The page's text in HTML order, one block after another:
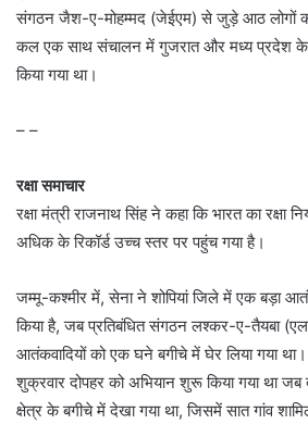
संगठन जैश-ए-मोहम्मद (जेईएम) से जुड़े आठ लोगों को
कल एक साथ संचालन में गुजरात और मध्य प्रदेश के
किया गया था।
– –
रक्षा समाचार
रक्षा मंत्री राजनाथ सिंह ने कहा कि भारत का रक्षा
अधिक के रिकॉर्ड उच्च स्तर पर पहुंच गया है।
जम्मू-कश्मीर में, सेना ने शोपियां जिले में एक बड़ा
किया है, जब प्रतिबंधित संगठन लश्कर-ए-तैयबा
आतंकवादियों को एक घने बगीचे में घेर लिया गया
शुक्रवार दोपहर को अभियान शुरू किया गया था जब
क्षेत्र के बगीचे में देखा गया था, जिसमें सात गांव